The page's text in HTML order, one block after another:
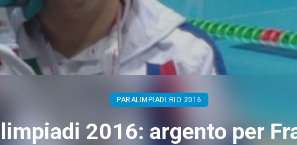
PARALIMPIADI RIO 2016
2016: argento per